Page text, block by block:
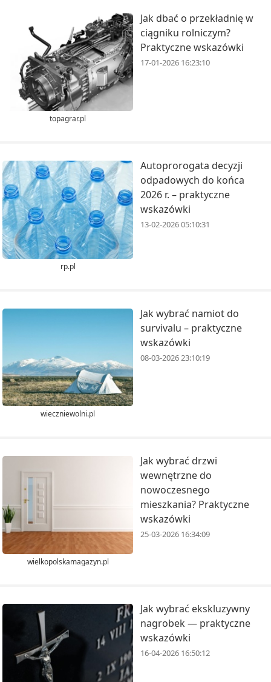
topagrar.pl
Jak dbać o przekładnię w
ciągniku rolniczym?
Praktyczne wskazówki
17-01-2026 16:23:10
rp.pl
Autoprorogata decyzji
odpadowych do końca
2026 r. – praktyczne
wskazówki
13-02-2026 05:10:31
wieczniewolni.pl
Jak wybrać namiot do
survivalu – praktyczne
wskazówki
08-03-2026 23:10:19
wielkopolskamagazyn.pl
Jak wybrać drzwi
wewnętrzne do
nowoczesnego
mieszkania? Praktyczne
wskazówki
25-03-2026 16:34:09
Jak wybrać ekskluzywny
nagrobek — praktyczne
wskazówki
16-04-2026 16:50:12